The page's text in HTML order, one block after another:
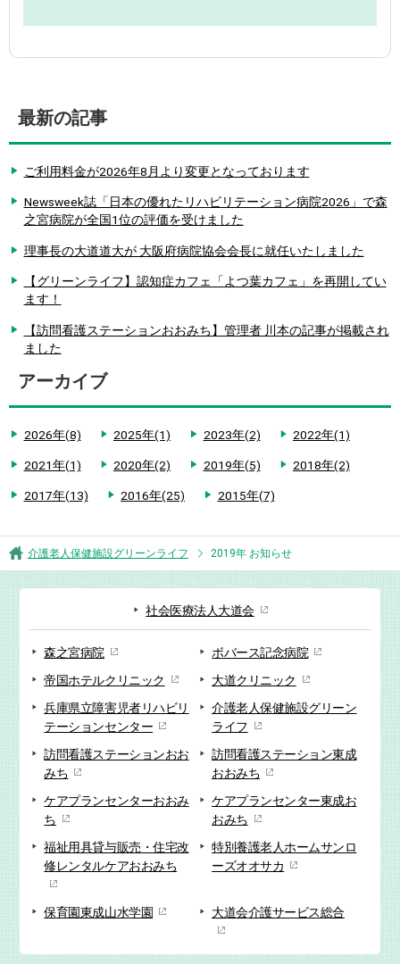
最新の記事
ご利用料金が2026年8月より変更となっております
Newsweek誌「日本の優れたリハビリテーション病院2026」で森
之宮病院が全国1位の評価を受けました
理事長の大道道大が 大阪府病院協会会長に就任いたしました
【グリーンライフ】認知症カフェ「よつ葉カフェ」を再開してい
ます！
【訪問看護ステーションおおみち】管理者 川本の記事が掲載され
ました
アーカイブ
2026年(8) 2025年(1) 2023年(2) 2022年(1)
2021年(1) 2020年(2) 2019年(5) 2018年(2)
2017年(13) 2016年(25) 2015年(7)
介護老人保健施設グリーンライフ 2019年 お知らせ
社会医療法人大道会
森之宮病院
ボバース記念病院
帝国ホテルクリニック
大道クリニック
兵庫県立障害児者リハビリ
テーションセンター
介護老人保健施設グリーン
ライフ
訪問看護ステーションおお
みち
訪問看護ステーション東成
おおみち
ケアプランセンターおおみ
ち
ケアプランセンター東成お
おみち
福祉用具貸与販売・住宅改
修レンタルケアおおみち
特別養護老人ホームサンロ
ーズオオサカ
保育園東成山水学園 大道会介護サービス総合